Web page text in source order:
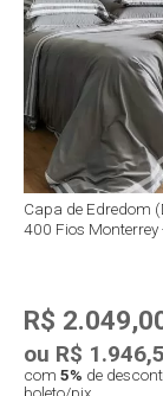
Capa de Edredom
400 Fios Monterrey
R$
ou R$
com 5% de
boleto/pix